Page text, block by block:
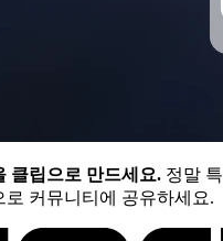
클립으로 만드세요. 정말
로 커뮤니티에 공유하세요.